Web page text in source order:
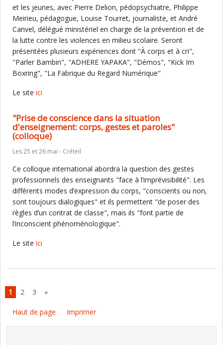
et les jeunes, avec Pierre Delion, pédopsychiatre, Philippe
Meirieu, pédagogue, Louise Tourret, journaliste, et André
Canvel, délégué ministériel en charge de la prévention et de
la lutte contre les violences en milieu scolaire. Seront
présentées plusieurs expériences dont "À corps et à cri",
"Parler Bambin", "ADHERE YAPAKA", "Démos", "Kick Im
Boxring", "La Fabrique du Regard Numérique"
Le site ici
"Prise de conscience dans la situation
d'enseignement: corps, gestes et paroles"
(colloque)
Les 25 et 26 mai - Créteil
Ce colloque international abordra la question des gestes
professionnels des enseignants "face à l’imprévisibilité". Les
différents modes d’expression du corps, "conscients ou non,
sont toujours dialogiques" et ils permettent "de poser des
règles d’un contrat de classe", mais ils "font partie de
l’inconscient phénoménologique".
Le site ici
1 2 3 »
Haut de page Imprimer